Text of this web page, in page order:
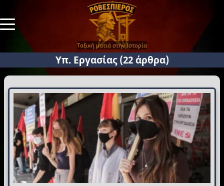
Ταξική ματιά στην Ιστορία
Υπ. Εργασίας(22 άρθρα)